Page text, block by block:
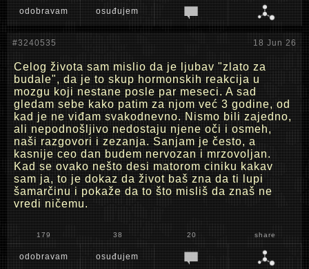
odobravam osuđujem
#3240535 18 Jun 26
Celog života sam mislio da je ljubav "zlato za
budale", da je to skup hormonskih reakcija u
mozgu koji nestane posle par meseci. A sad
gledam sebe kako patim za njom već 3 godine, od
kad je ne viđam svakodnevno. Nismo bili zajedno,
ali nepodnošljivo nedostaju njene oči i osmeh,
naši razgovori i zezanja. Sanjam je često, a
kasnije ceo dan budem nervozan i mrzovoljan.
Kad se ovako nešto desi matorom ciniku kakav
sam ja, to je dokaz da život baš zna da ti lupi
šamarčinu i pokaže da to što misliš da znaš ne
vredi ničemu.
179 38 20 share
odobravam osuđujem